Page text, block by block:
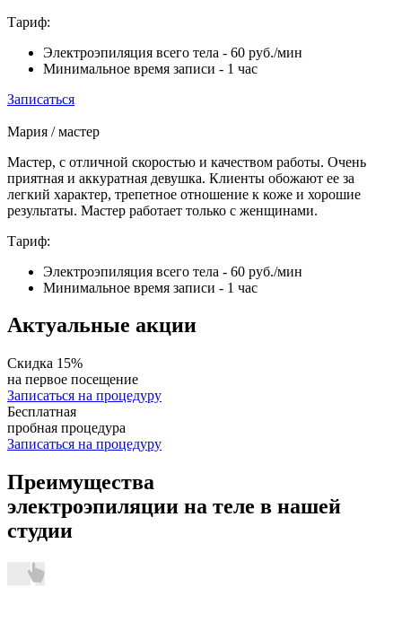
Тариф:
Электроэпиляция всего тела - 60 руб./мин
Минимальное время записи - 1 час
Записаться
Мария / мастер
Мастер, с отличной скоростью и качеством работы. Очень
приятная и аккуратная девушка. Клиенты обожают ее за
легкий характер, трепетное отношение к коже и хорошие
результаты. Мастер работает только с женщинами.
Тариф:
Электроэпиляция всего тела - 60 руб./мин
Минимальное время записи - 1 час
Актуальные акции
Скидка 15%
на первое посещение
Записаться на процедуру
Бесплатная
пробная процедура
Записаться на процедуру
Преимущества
электроэпиляции на теле в нашей
студии